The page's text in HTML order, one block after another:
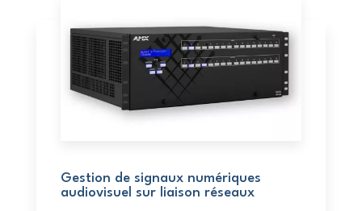
Gestion de signaux numériques
audiovisuel sur liaison réseaux